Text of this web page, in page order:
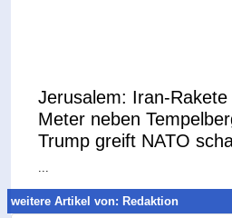
Jerusalem: Iran-
Meter neben
Trump greift NATO
...
weitere Artikel von: Redaktion